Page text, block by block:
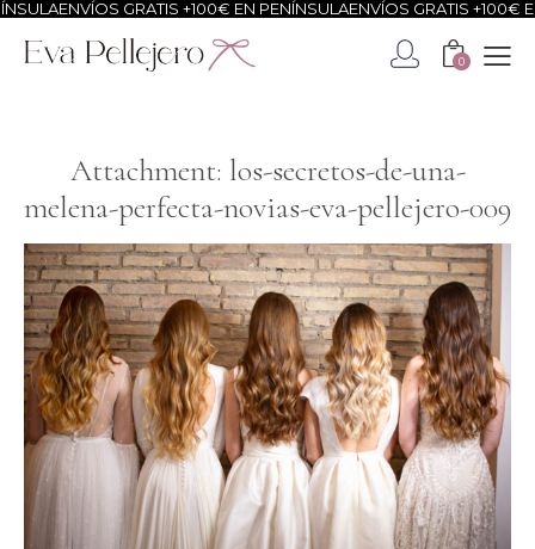
ENVÍOS GRATIS +100€ EN PENÍNSULAENVÍOS GRATIS +100€ EN
0
Attachment: los-secretos-de-una-
melena-perfecta-novias-eva-pellejero-009